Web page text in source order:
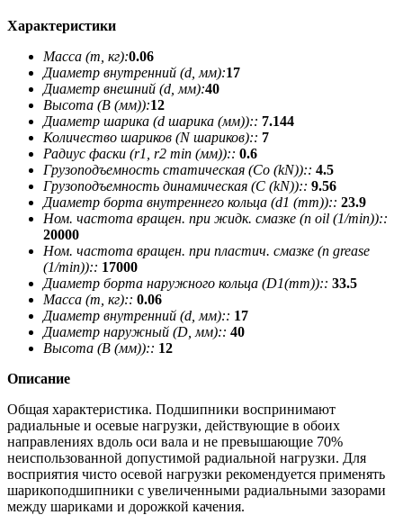
Характеристики
Масса (m, кг):0.06
Диаметр внутренний (d, мм):17
Диаметр внешний (d, мм):40
Высота (В (мм)):12
Диаметр шарика (d шарика (мм)):: 7.144
Количество шариков (N шариков):: 7
Радиус фаски (r1, r2 min (мм)):: 0.6
Грузоподъемность статическая (Co (kN)):: 4.5
Грузоподъемность динамическая (C (kN)):: 9.56
Диаметр борта внутреннего кольца (d1 (mm)):: 23.9
Ном. частота вращен. при жидк. смазке (n oil (1/min))::
20000
Ном. частота вращен. при пластич. смазке (n grease
(1/min)):: 17000
Диаметр борта наружного кольца (D1(mm)):: 33.5
Масса (m, кг):: 0.06
Диаметр внутренний (d, мм):: 17
Диаметр наружный (D, мм):: 40
Высота (В (мм)):: 12
Описание
Общая характеристика. Подшипники воспринимают
радиальные и осевые нагрузки, действующие в обоих
направлениях вдоль оси вала и не превышающие 70%
неиспользованной допустимой радиальной нагрузки. Для
восприятия чисто осевой нагрузки рекомендуется применять
шарикоподшипники с увеличенными радиальными зазорами
между шариками и дорожкой качения.